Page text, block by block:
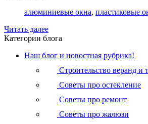
алюминиевые окна, пластиковые
Читать далее
Категории блога
Наш блог и новостная рубрика!
Строительство веранд и
Советы про остекление
Советы про ремонт
Советы про жалюзи